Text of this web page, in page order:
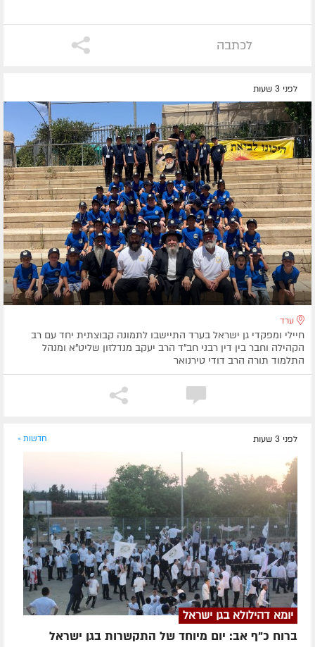
לכתבה
לפני 3 שעות
ערד
חיילי ומפקדי גן ישראל בערד התיישבו לתמונה קבוצתית יחד עם רב
הקהילה וחבר בין דין רבני חב"ד הרב יעקב מנדלזון שליט"א ומנהל
התלמוד תורה הרב דודי טירנואר
לפני 3 שעות חדשות »
יומא דהילולא בגן ישראל
ברוח כ"ף אב: יום מיוחד של התקשרות בגן ישראל